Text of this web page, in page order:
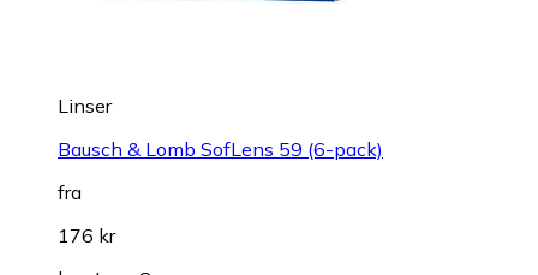
Linser
Bausch & Lomb SofLens 59 (6-pack)
fra
176 kr